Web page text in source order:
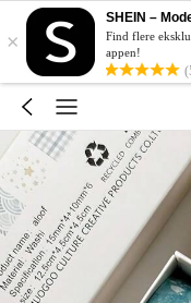
×
SHEIN –
Find flere
appen!